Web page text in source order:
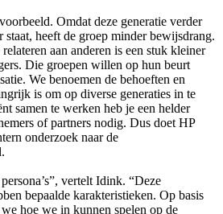
Omdat deze generatie verder
heeft de groep minder bewijsdrang.
aan anderen is een stuk kleiner
Die groepen willen op hun beurt
We benoemen de behoeften en
is om op diverse generaties in te
samen te werken heb je een helder
of partners nodig. Dus doet HP
onderzoek naar de
vertelt Idink. “Deze
bepaalde karakteristieken. Op basis
we hoe we in kunnen spelen op de